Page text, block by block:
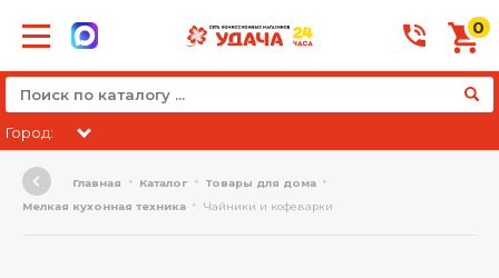
0
Город:
Главная Каталог
Товары для дома
Мелкая кухонная техника
Чайники и кофеварки